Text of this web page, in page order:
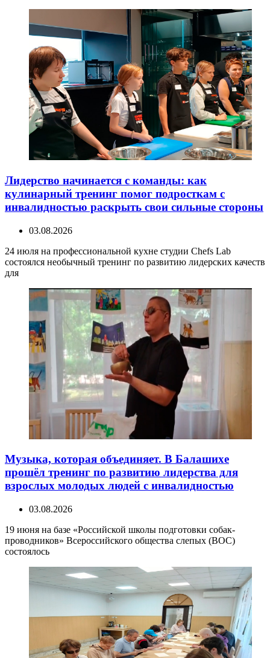
Лидерство начинается с команды: как
кулинарный тренинг помог подросткам с
инвалидностью раскрыть свои сильные стороны
03.08.2026
24 июля на профессиональной кухне студии Chefs Lab
состоялся необычный тренинг по развитию лидерских качеств
для
Музыка, которая объединяет. В Балашихе
прошёл тренинг по развитию лидерства для
взрослых молодых людей с инвалидностью
03.08.2026
19 июня на базе «Российской школы подготовки собак-
проводников» Всероссийского общества слепых (ВОС)
состоялось